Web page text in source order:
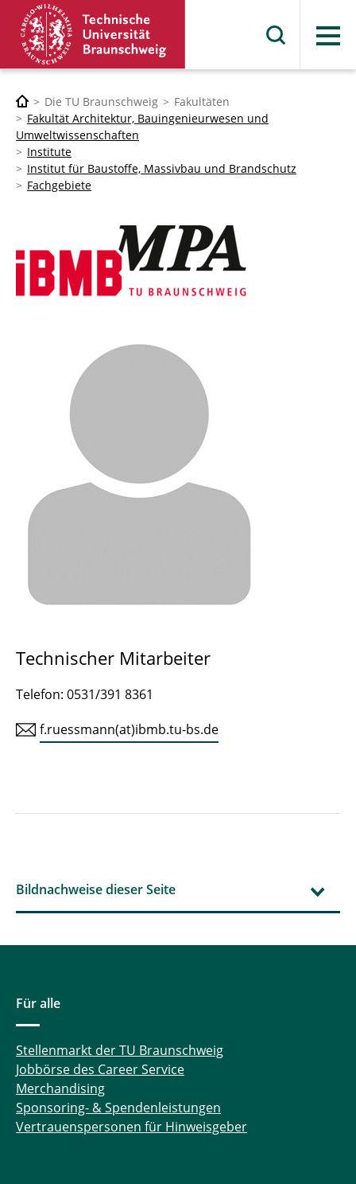
Menü
Die TU Braunschweig
Fakultäten
Fakultät Architektur, Bauingenieurwesen und
Umweltwissenschaften
Institute
Institut für Baustoffe, Massivbau und Brandschutz
Fachgebiete
Technischer Mitarbeiter
Telefon: 0531/391 8361
f.ruessmann(at)ibmb.tu-bs.de
Bildnachweise dieser Seite
Für alle
Stellenmarkt der TU Braunschweig
Jobbörse des Career Service
Merchandising
Sponsoring- & Spendenleistungen
Vertrauenspersonen für Hinweisgeber